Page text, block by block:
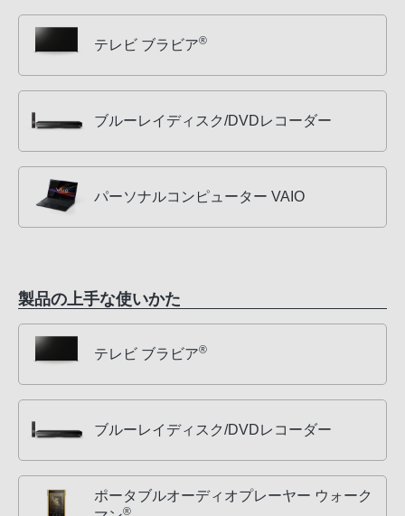
テレビ ブラビア®
ブルーレイディスク/DVDレコーダー
パーソナルコンピューター VAIO
製品の上手な使いかた
テレビ ブラビア®
ブルーレイディスク/DVDレコーダー
ポータブルオーディオプレーヤー ウォーク
®